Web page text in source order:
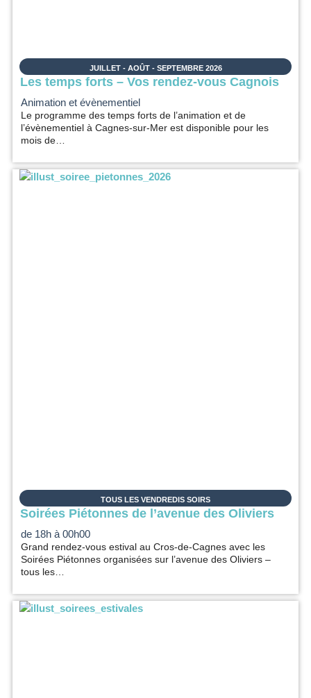
JUILLET - AOÛT - SEPTEMBRE 2026
Les temps forts – Vos rendez-vous Cagnois
Animation et évènementiel
Le programme des temps forts de l’animation et de
l’évènementiel à Cagnes-sur-Mer est disponible pour les
mois de…
TOUS LES VENDREDIS SOIRS
Soirées Piétonnes de l’avenue des Oliviers
de 18h à 00h00
Grand rendez-vous estival au Cros-de-Cagnes avec les
Soirées Piétonnes organisées sur l’avenue des Oliviers –
tous les…